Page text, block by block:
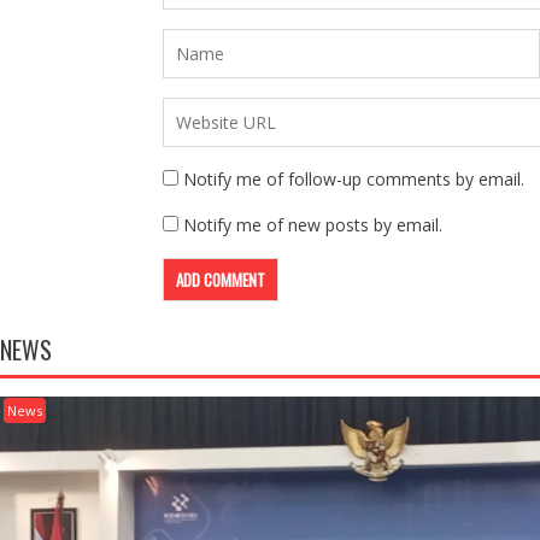
Notify me of follow-up comments by email.
Notify me of new posts by email.
NEWS
News